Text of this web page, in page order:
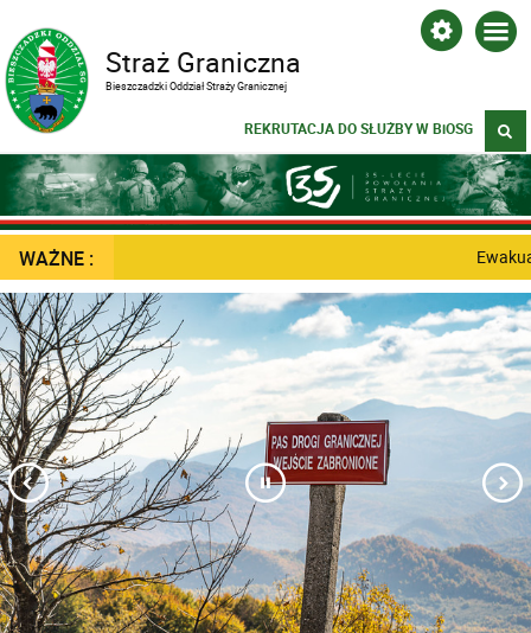
Straż Graniczna
Bieszczadzki Oddział Straży Granicznej
REKRUTACJA DO SŁUŻBY W BiOSG
WAŻNE :